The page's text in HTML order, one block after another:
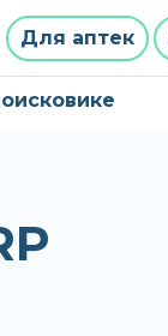
Для аптек